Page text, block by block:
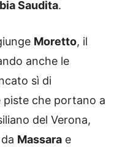
Saudita.
Moretto, il
anche le
sì di
piste che portano a
del Verona,
Massara e